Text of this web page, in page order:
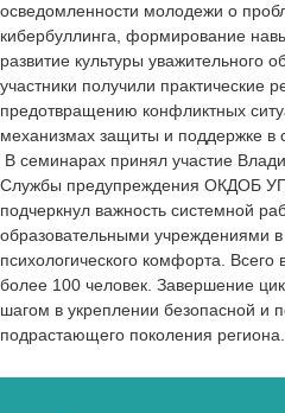
осведомленности молодежи о
кибербуллинга, формирование
развитие культуры уважительного
участники получили практические
предотвращению конфликтных
механизмах защиты и поддержке в
В семинарах принял участие
Службы предупреждения ОКДОБ УП
подчеркнул важность системной
образовательными учреждениями в
психологического комфорта. Всего
более 100 человек. Завершение
шагом в укреплении безопасной
подрастающего поколения региона.